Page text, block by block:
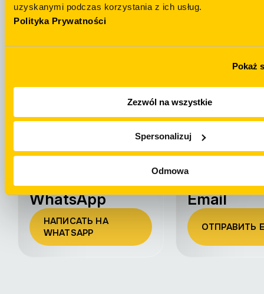
uzyskanymi podczas korzystania z ich usług.
Polityka Prywatności
Pokaż
Zezwól na wszystkie
Spersonalizuj
Odmowa
вопросы?
Telegram
TELEGRAM
WhatsApp
НАПИСАТЬ НА
WHATSAPP
Email
ОТПРАВИТЬ